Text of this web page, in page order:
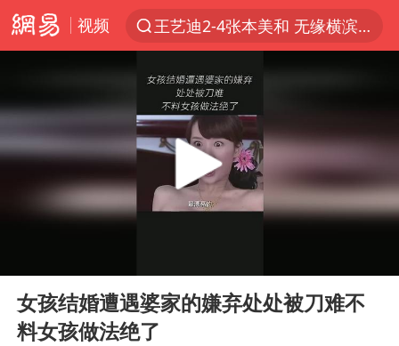
视频
跨界融合拉长夏日经济消费链条
白海豚逼近浙闽沿海
上海暴雨红色预警
斯诺克中国公开赛刘宏宇击败霍金斯
2026年7月份居民消费价格同比上涨0.5%
“伊斯兰版北约”出现
武契奇会见泽连斯基有何意图
Play
女孩结婚遭遇婆家的嫌弃处处被刀难不
料女孩做法绝了